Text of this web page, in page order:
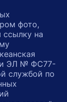
фото,
на
ЭЛ № ФС77-
службой по